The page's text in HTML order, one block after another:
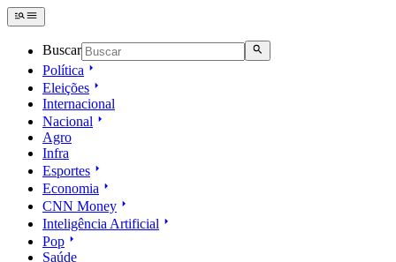
Buscar
Política
Eleições
Internacional
Nacional
Agro
Infra
Esportes
Economia
CNN Money
Inteligência Artificial
Pop
Saúde